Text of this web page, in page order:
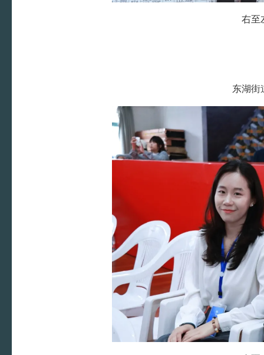
右至
东湖街